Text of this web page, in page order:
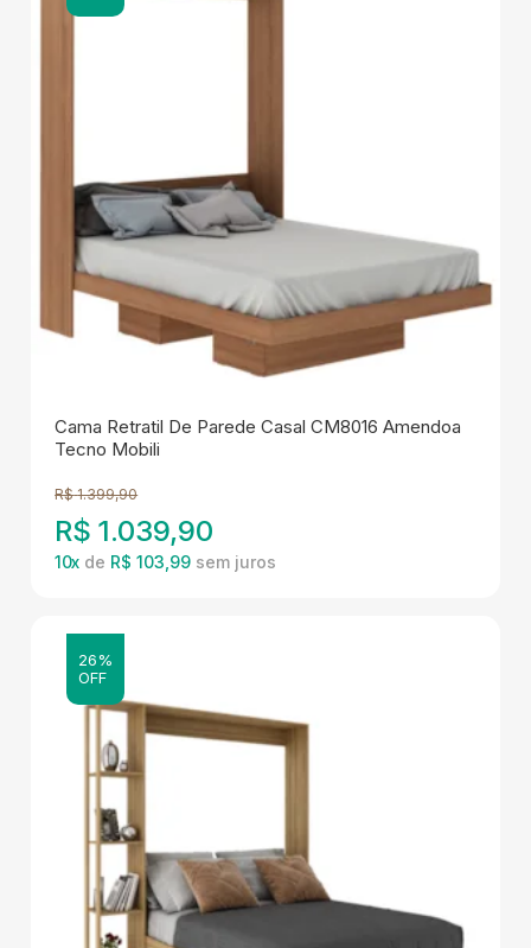
Cama Retratil De Parede Casal CM8016 Amendoa
Tecno Mobili
R$ 1.399,90
R$ 1.039,90
10x de R$ 103,99
26%
OFF